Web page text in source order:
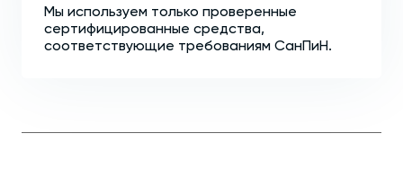
Мы используем только проверенные
сертифицированные средства,
соответствующие требованиям СанПиН.